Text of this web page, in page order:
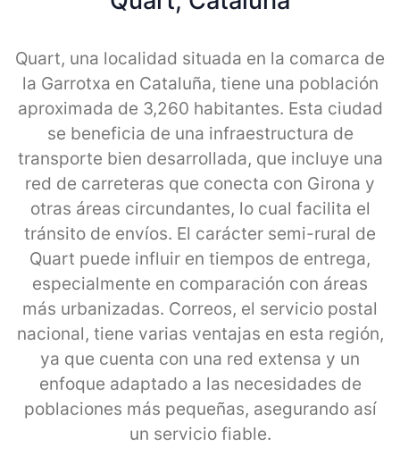
Quart, una localidad situada en la comarca de
la Garrotxa en Cataluña, tiene una población
aproximada de 3,260 habitantes. Esta ciudad
se beneficia de una infraestructura de
transporte bien desarrollada, que incluye una
red de carreteras que conecta con Girona y
otras áreas circundantes, lo cual facilita el
tránsito de envíos. El carácter semi-rural de
Quart puede influir en tiempos de entrega,
especialmente en comparación con áreas
más urbanizadas. Correos, el servicio postal
nacional, tiene varias ventajas en esta región,
ya que cuenta con una red extensa y un
enfoque adaptado a las necesidades de
poblaciones más pequeñas, asegurando así
un servicio fiable.